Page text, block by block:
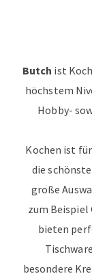
Butch ist
höchstem
Hobby-
Kochen ist für
die
große
zum Beispiel
bieten
besondere